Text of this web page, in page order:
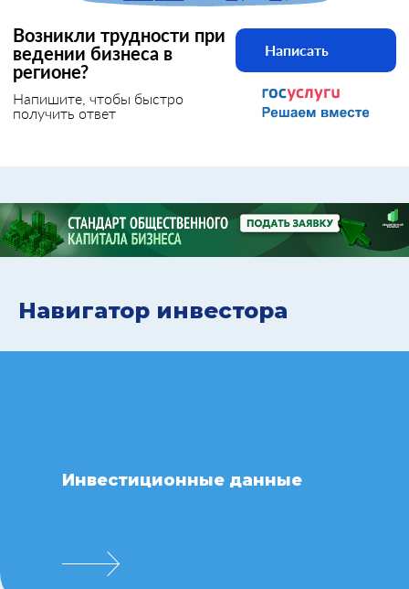
Возникли трудности при
ведении бизнеса в
регионе?
Напишите, чтобы быстро
получить ответ
Написать
Навигатор инвестора
Инвестиционные данные